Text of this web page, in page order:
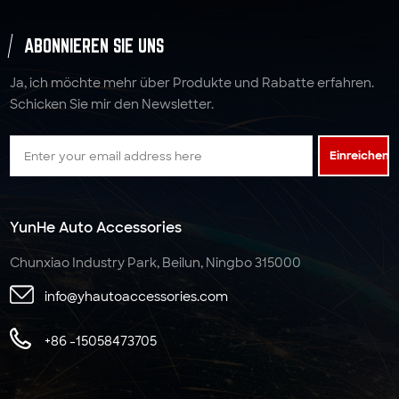
ABONNIEREN SIE UNS
Ja, ich möchte mehr über Produkte und Rabatte erfahren.
Schicken Sie mir den Newsletter.
Einreichen
YunHe Auto Accessories
Chunxiao Industry Park, Beilun, Ningbo 315000
info@yhautoaccessories.com
+86 -15058473705